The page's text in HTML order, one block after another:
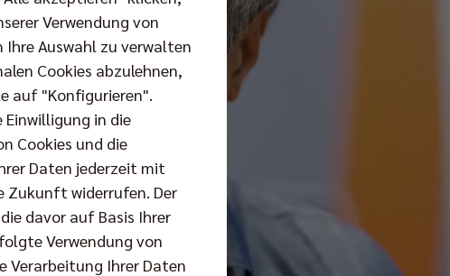
Verwendung von
Ihre Auswahl zu verwalten
Cookies abzulehnen,
auf "Konfigurieren".
Einwilligung in die
Cookies und die
Daten jederzeit mit
Zukunft widerrufen. Der
davor auf Basis Ihrer
Verwendung von
Verarbeitung Ihrer Daten